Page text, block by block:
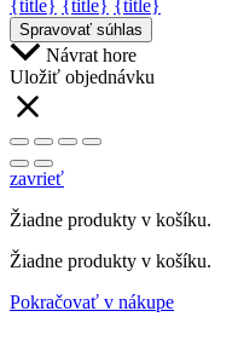
{title} {title} {title}
Spravovať súhlas
Návrat hore
Uložiť objednávku
zavrieť
Žiadne produkty v košíku.
Žiadne produkty v košíku.
Pokračovať v nákupe